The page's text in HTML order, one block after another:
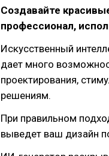
Создавайте
профессионал,
Искусственный
дает много
проектирования,
решениям.
При правильном
выведет ваш дизайн